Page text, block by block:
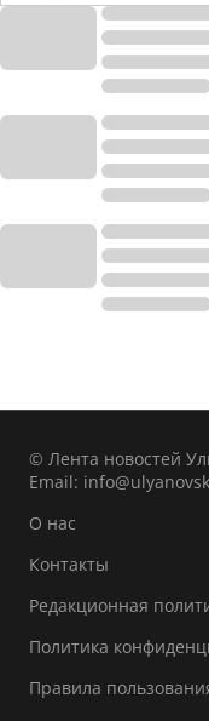
© Лента новостей
Email:
О нас
Контакты
Редакционная
Политика
Правила